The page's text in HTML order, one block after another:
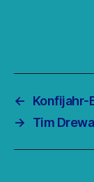
←
→
Tim